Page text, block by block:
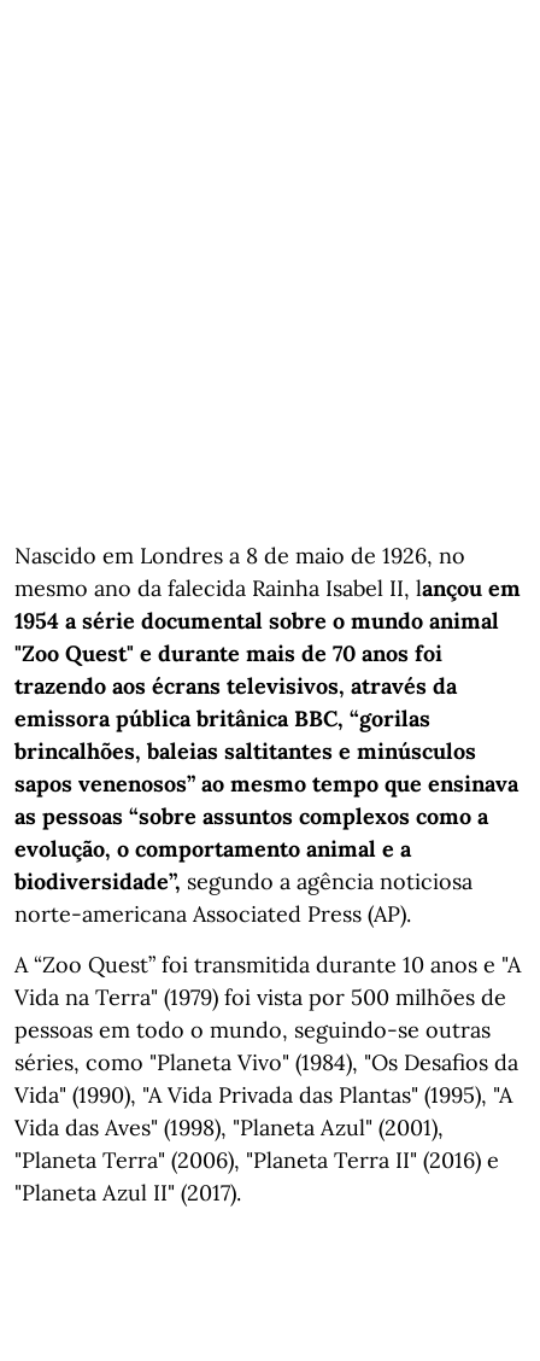
Nascido em Londres a 8 de maio de 1926, no
mesmo ano da falecida Rainha Isabel II, lançou em
1954 a série documental sobre o mundo animal
"Zoo Quest" e durante mais de 70 anos foi
trazendo aos écrans televisivos, através da
emissora pública britânica BBC, “gorilas
brincalhões, baleias saltitantes e minúsculos
sapos venenosos” ao mesmo tempo que ensinava
as pessoas “sobre assuntos complexos como a
evolução, o comportamento animal e a
biodiversidade”, segundo a agência noticiosa
norte-americana Associated Press (AP).
A “Zoo Quest” foi transmitida durante 10 anos e "A
Vida na Terra" (1979) foi vista por 500 milhões de
pessoas em todo o mundo, seguindo-se outras
séries, como "Planeta Vivo" (1984), "Os Desafios da
Vida" (1990), "A Vida Privada das Plantas" (1995), "A
Vida das Aves" (1998), "Planeta Azul" (2001),
"Planeta Terra" (2006), "Planeta Terra II" (2016) e
"Planeta Azul II" (2017).